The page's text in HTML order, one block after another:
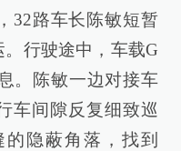
32路车长陈敏短暂
行驶途中，车载G
。陈敏一边对接车
车间隙反复细致巡
隐蔽角落，找到